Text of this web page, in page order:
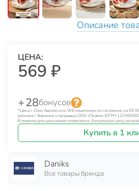
Описание
ЦЕНА:
569 ₽
+ 28бонусов
*Цена с Озон банком или WB кошельком по состоянию на
региона г. Воронеж у продавца ООО «Прайм» (ОГРН
В течение дня цена может изменяться. Актуальную цену
Купить в 1
Daniks
Все товары бренда